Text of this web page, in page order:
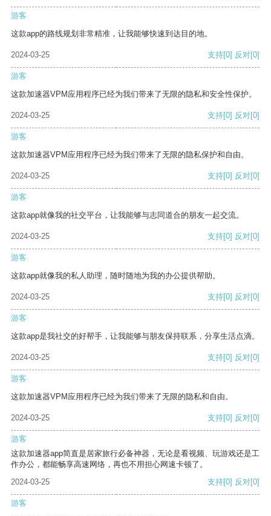
游客
这款app的路线规划非常精准，让我能够快速到达目的地。
2024-03-25 支持[0] 反对[0]
游客
这款加速器VPM应用程序已经为我们带来了无限的隐私和安全性保护。
2024-03-25 支持[0] 反对[0]
游客
这款加速器VPM应用程序已经为我们带来了无限的隐私保护和自由。
2024-03-25 支持[0] 反对[0]
游客
这款app就像我的社交平台，让我能够与志同道合的朋友一起交流。
2024-03-25 支持[0] 反对[0]
游客
这款app就像我的私人助理，随时随地为我的办公提供帮助。
2024-03-25 支持[0] 反对[0]
游客
这款app是我社交的好帮手，让我能够与朋友保持联系，分享生活点滴。
2024-03-25 支持[0] 反对[0]
游客
这款加速器VPM应用程序已经为我们带来了无限的隐私和自由。
2024-03-25 支持[0] 反对[0]
游客
这款加速器app简直是居家旅行必备神器，无论是看视频、玩游戏还是工
作办公，都能畅享高速网络，再也不用担心网速卡顿了。
2024-03-25
支持[0] 反对[0]
游客